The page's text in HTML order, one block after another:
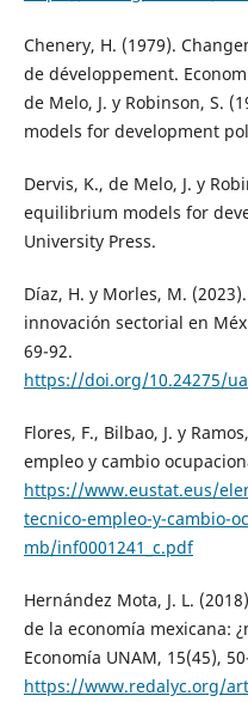
Chenery, H. (1979).
de développement.
de Melo, J. y Robinson, S.
models for development
Dervis, K., de Melo, J. y
equilibrium models for
University Press.
Díaz, H. y Morles, M.
innovación sectorial en
69-92.
https://doi.org/10.24275/
Flores, F., Bilbao, J. y
empleo y cambio
https://www.eustat.eus/
tecnico-empleo-y-cambio-
mb/inf0001241_c.pdf
Hernández Mota, J. L.
de la economía mexicana:
Economía UNAM, 15(45),
https://www.redalyc.org/